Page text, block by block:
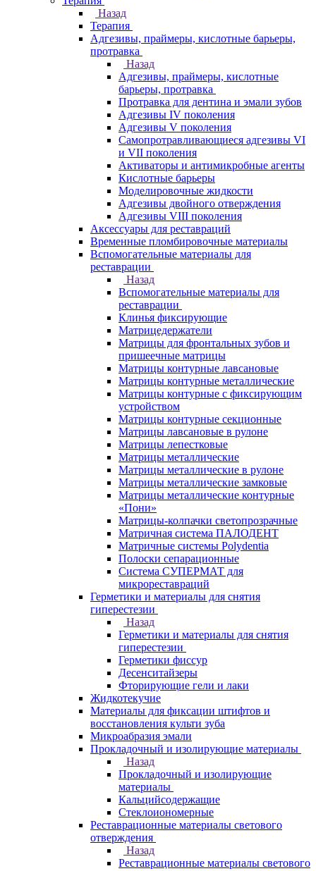
Назад
Терапия
Адгезивы, праймеры, кислотные барьеры,
протравка
Назад
Адгезивы, праймеры, кислотные
барьеры, протравка
Протравка для дентина и эмали зубов
Адгезивы IV поколения
Адгезивы V поколения
Самопротравливающиеся адгезивы VI
и VII поколения
Активаторы и антимикробные агенты
Кислотные барьеры
Моделировочные жидкости
Адгезивы двойного отверждения
Адгезивы VIII поколения
Аксессуары для реставраций
Временные пломбировочные материалы
Вспомогательные материалы для
реставрации
Назад
Вспомогательные материалы для
реставрации
Клинья фиксирующие
Матрицедержатели
Матрицы для фронтальных зубов и
пришеечные матрицы
Матрицы контурные лавсановые
Матрицы контурные металлические
Матрицы контурные с фиксирующим
устройством
Матрицы контурные секционные
Матрицы лавсановые в рулоне
Матрицы лепестковые
Матрицы металлические
Матрицы металлические в рулоне
Матрицы металлические замковые
Матрицы металлические контурные
«Пони»
Матрицы-колпачки светопрозрачные
Матричная система ПАЛОДЕНТ
Матричные системы Polydentia
Полоски сепарационные
Система СУПЕРМАТ для
микрореставраций
Герметики и материалы для снятия
гиперестезии
Назад
Герметики и материалы для снятия
гиперестезии
Герметики фиссур
Десенситайзеры
Фторирующие гели и лаки
Жидкотекучие
Материалы для фиксации штифтов и
восстановления культи зуба
Микроабразия эмали
Прокладочный и изолирующие материалы
Назад
Прокладочный и изолирующие
материалы
Кальцийсодержащие
Стеклоиономерные
Реставрационные материалы светового
отверждения
Назад
Реставрационные материалы светового